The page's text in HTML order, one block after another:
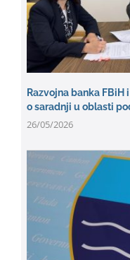
Razvojna banka
o saradnji u oblasti
26/05/2026